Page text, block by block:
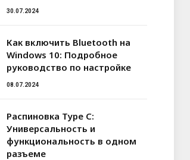
30.07.2024
Как включить Bluetooth на
Windows 10: Подробное
руководство по настройке
08.07.2024
Распиновка Type C:
Универсальность и
функциональность в одном
разъеме